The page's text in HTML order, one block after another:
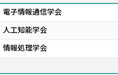
電子情報通信学会
人工知能学会
情報処理学会